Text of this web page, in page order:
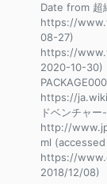
Date from 超
https://
08-27)
https://
2020-10-30)
https://
ドベンチャ
http://
ml
https://
2018/12/08)